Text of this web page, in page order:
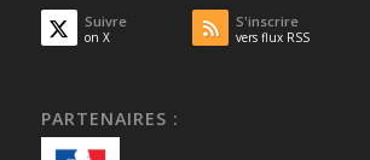
Suivre
on X
S'inscrire
vers flux RSS
PARTENAIRES :